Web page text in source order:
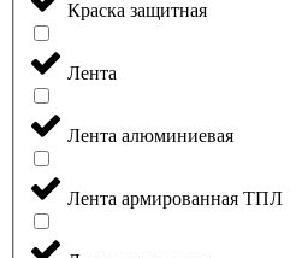
Краска защитная
Лента
Лента алюминиевая
Лента армированная ТПЛ